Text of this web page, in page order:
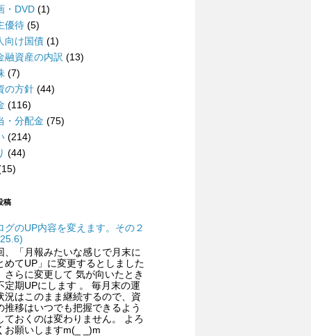
・DVD (1)
優待 (5)
向け国債 (1)
融資産の内訳 (13)
(7)
の方針 (44)
(116)
・分配金 (75)
(214)
(44)
稿
グのUP内容を変えます。その２
、「月報みたいな感じで月末に
めてUP」に変更するとしました
さらに変更して 気が向いたとき
定期UPにします 。 毎月末の運
況はこのまま継続するので、資
推移はいつでも把握できるよう
ておくのは変わりません。 よろ
お願いしますm(_ _)m